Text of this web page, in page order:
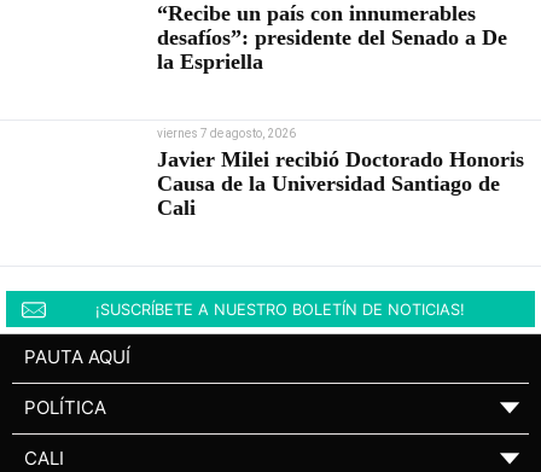
“Recibe un país con innumerables
desafíos”: presidente del Senado a De
la Espriella
viernes 7 de agosto, 2026
Javier Milei recibió Doctorado Honoris
Causa de la Universidad Santiago de
Cali
¡SUSCRÍBETE A NUESTRO BOLETÍN DE NOTICIAS!
PAUTA AQUÍ
POLÍTICA ▼
CALI ▼